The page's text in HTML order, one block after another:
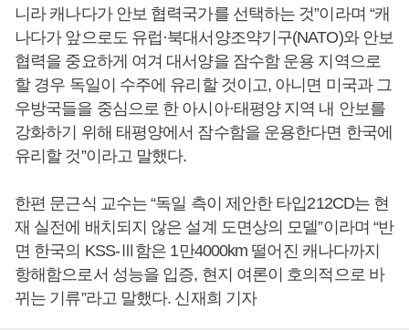
니라 캐나다가 안보 협력국가를 선택하는 것”이라며 “캐
나다가 앞으로도 유럽·북대서양조약기구(NATO)와 안보
협력을 중요하게 여겨 대서양을 잠수함 운용 지역으로
할 경우 독일이 수주에 유리할 것이고, 아니면 미국과 그
우방국들을 중심으로 한 아시아·태평양 지역 내 안보를
강화하기 위해 태평양에서 잠수함을 운용한다면 한국에
유리할 것”이라고 말했다.
한편 문근식 교수는 “독일 측이 제안한 타입212CD는 현
재 실전에 배치되지 않은 설계 도면상의 모델”이라며 “반
면 한국의 KSS-Ⅲ함은 1만4000km 떨어진 캐나다까지
항해함으로서 성능을 입증, 현지 여론이 호의적으로 바
뀌는 기류”라고 말했다. 신재희 기자